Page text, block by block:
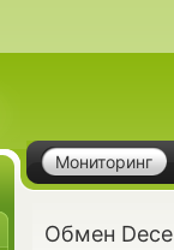
Мониторинг
Обмен